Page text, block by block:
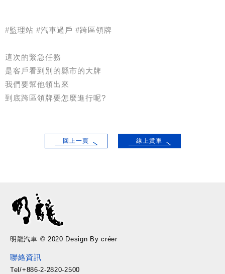
#監理站 #汽車過戶 #跨區領牌
這次的緊急任務
是客戶看到別的縣市的大牌
我們要幫他領出來
到底跨區領牌要怎麼進行呢?
回上一頁 線上賞車
明龍汽車 © 2020 Design By créer
聯絡資訊
Tel/+886-2-2820-2500